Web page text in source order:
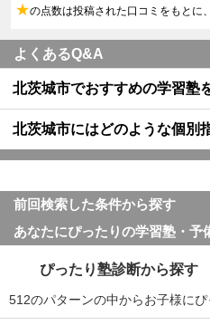
★の点数は投稿された口コミをもとに
よくあるQ&A
北茨城市でおすすめの学習塾
北茨城市にはどのような個別
前回検索した条件から探す
あなたにぴったりの学習塾・予
ぴったり塾診断から探す
512のパターンの中からお子様にぴ